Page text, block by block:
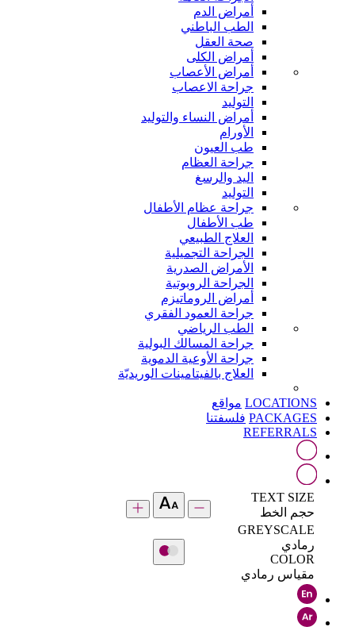
أمراض الدم
الطب الباطني
صحة العقل
أمراض الكلى
أمراض الأعصاب
جراحة الاعصاب
التوليد
أمراض النساء والتوليد
الأورام
طب العيون
جراحة العظام
اليد والرسغ
التوليد
جراحة عظام الأطفال
طب الأطفال
العلاج الطبيعي
الجراحة التجميلية
الأمراض الصدرية
الجراحة الروبوتية
أمراض الروماتيزم
جراحة العمود الفقري
الطب الرياضي
جراحة المسالك البولية
جراحة الأوعية الدموية
العلاج بالفيتامينات الوريديّة
LOCATIONS مواقع
PACKAGES فلسفتنا
REFERRALS
TEXT SIZE
حجم الخط
GREYSCALE
رمادي
COLOR
مقياس رمادي